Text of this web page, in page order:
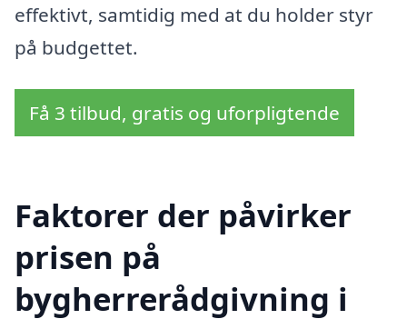
effektivt, samtidig med at du holder styr
på budgettet.
Få 3 tilbud, gratis og uforpligtende
Faktorer der påvirker
prisen på
bygherrerådgivning i